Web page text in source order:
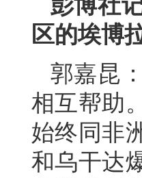
彭博社
区的埃博
郭嘉昆
相互帮助
始终同非
和乌干达